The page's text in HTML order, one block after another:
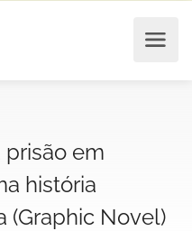
prisão em
história
(Graphic Novel)